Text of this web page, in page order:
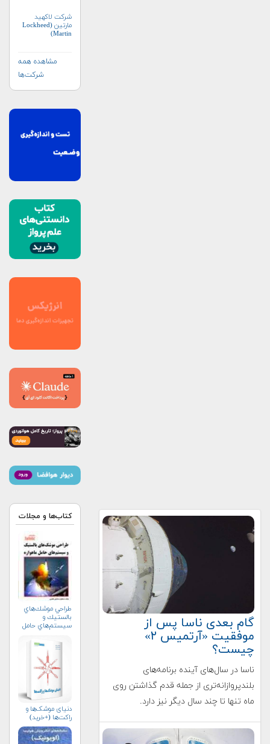
گام بعدی ناسا پس از
موفقیت «آرتمیس ۲»
چیست؟
ناسا در سال‌های آینده برنامه‌های
بلندپروازانه‌تری از جمله قدم گذاشتن روی
ماه تنها تا چند سال دیگر نیز دارد.
شرکت لاکهید
مارتین (Lockheed
Martin)
مشاهده همه
شرکت‌ها
کتاب‌ها و مجلات
طراحي موشك‌هاي
بالستيك و
سيستم‌هاي حامل
دنیای موشک‌ها و
راکت‌ها (+خرید)